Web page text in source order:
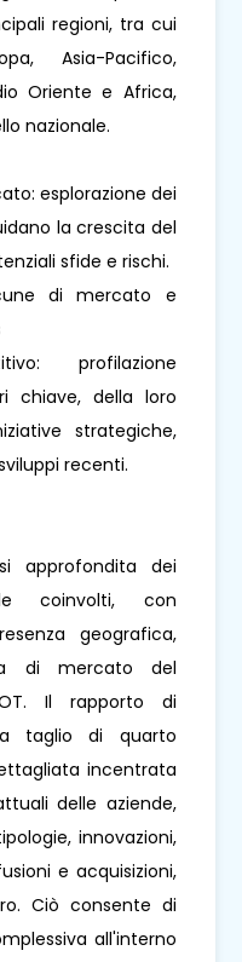
regioni, tra cui
Asia-Pacifico,
Oriente e Africa,
nazionale.
esplorazione dei
la crescita del
sfide e rischi.
di mercato e
profilazione
chiave, della loro
strategiche,
recenti.
approfondita dei
coinvolti, con
geografica,
di mercato del
Il rapporto di
taglio di quarto
incentrata
delle aziende,
innovazioni,
e acquisizioni,
Ciò consente di
all'interno